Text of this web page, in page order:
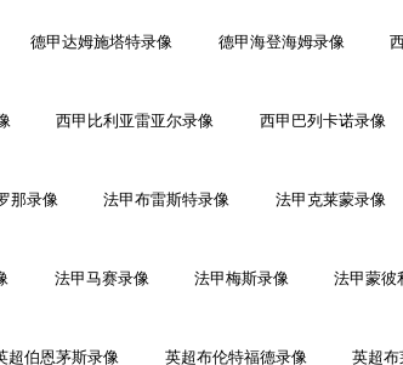
德甲达姆施塔特录像 德甲海登海姆录像
西甲比利亚雷亚尔录像 西甲巴列卡诺录像
那录像 法甲布雷斯特录像 法甲克莱蒙录像
法甲马赛录像 法甲梅斯录像 法甲蒙彼
超伯恩茅斯录像 英超布伦特福德录像 英超布